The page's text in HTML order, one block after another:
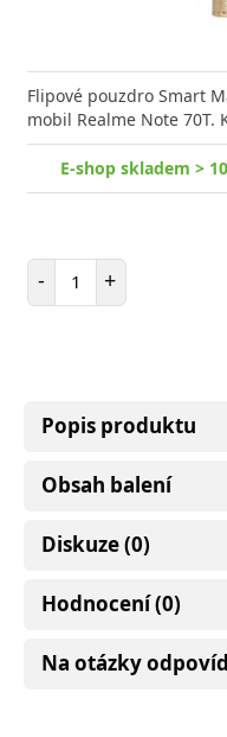
Flipové pouzdro Smart
mobil Realme Note 70T.
E-shop skladem >
- Počet položek
+
Popis produktu
Obsah balení
Diskuze (0)
Hodnocení (0)
Na otázky